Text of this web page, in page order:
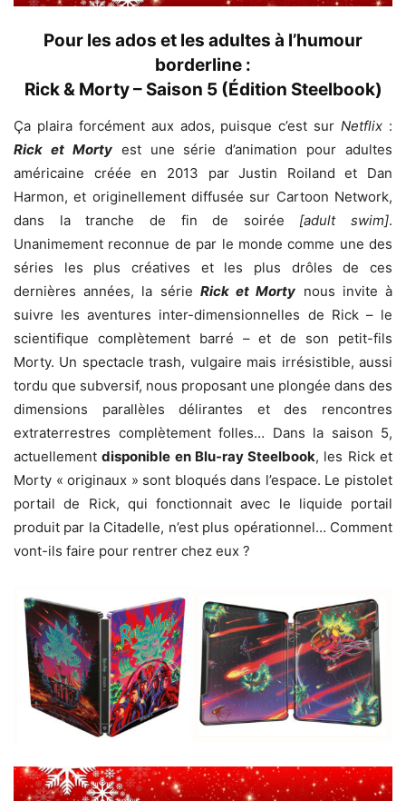
Pour les ados et les adultes à l’humour
borderline :
Rick & Morty – Saison 5 (Édition Steelbook)
Ça plaira forcément aux ados, puisque c’est surNetflix :
Rick et Mortyest une série d’animation pour adultes
américaine créée en 2013 par Justin Roiland et Dan
Harmon, et originellement diffusée sur Cartoon Network,
dans la tranche de fin de soirée [adult swim].
Unanimement reconnue de par le monde comme une des
séries les plus créatives et les plus drôles de ces
dernières années, la série Rick et Morty nous invite à
suivre les aventures inter-dimensionnelles de Rick – le
scientifique complètement barré – et de son petit-fils
Morty. Un spectacle trash, vulgaire mais irrésistible, aussi
tordu que subversif, nous proposant une plongée dans des
dimensions parallèles délirantes et des rencontres
extraterrestres complètement folles… Dans la saison 5,
actuellementdisponible en Blu-ray Steelbook, les Rick et
Morty « originaux » sont bloqués dans l’espace. Le pistolet
portail de Rick, qui fonctionnait avec le liquide portail
produit par la Citadelle, n’est plus opérationnel… Comment
vont-ils faire pour rentrer chez eux ?